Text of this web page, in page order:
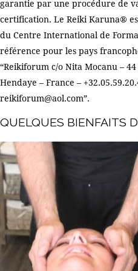
garantie par une procédure de
certification. Le Reiki Karuna®
du Centre International de
référence pour les pays
“Reikiforum c/o Nita Mocanu –
Hendaye – France –
reikiforum@aol.com”.
QUELQUES BIENFAITS